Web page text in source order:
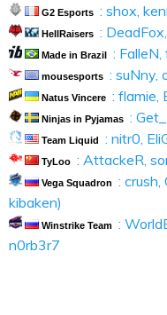
G2 Esports : shox,
HellRaisers :
Made in Brazil :
mousesports : suNny,
Natus Vincere : flamie,
Ninjas in Pyjamas :
Team Liquid : nitr0,
TyLoo : AttackeR,
Vega Squadron
:
kibaken)
Winstrike Team :
n0rb3r7